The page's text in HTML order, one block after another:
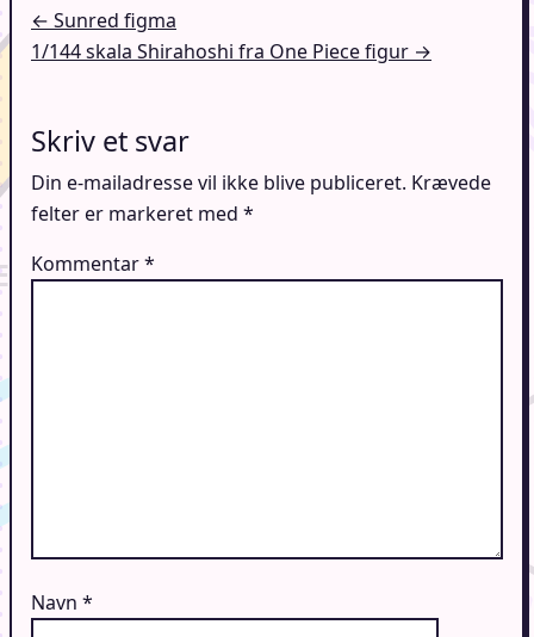
Indlægsnavigation
← Sunred figma
1/144 skala Shirahoshi fra One Piece figur →
Skriv et svar
Din e-mailadresse vil ikke blive publiceret. Krævede
felter er markeret med *
Kommentar*
Navn *